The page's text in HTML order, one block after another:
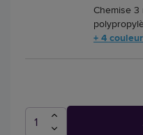
Chemise 3
+ 4